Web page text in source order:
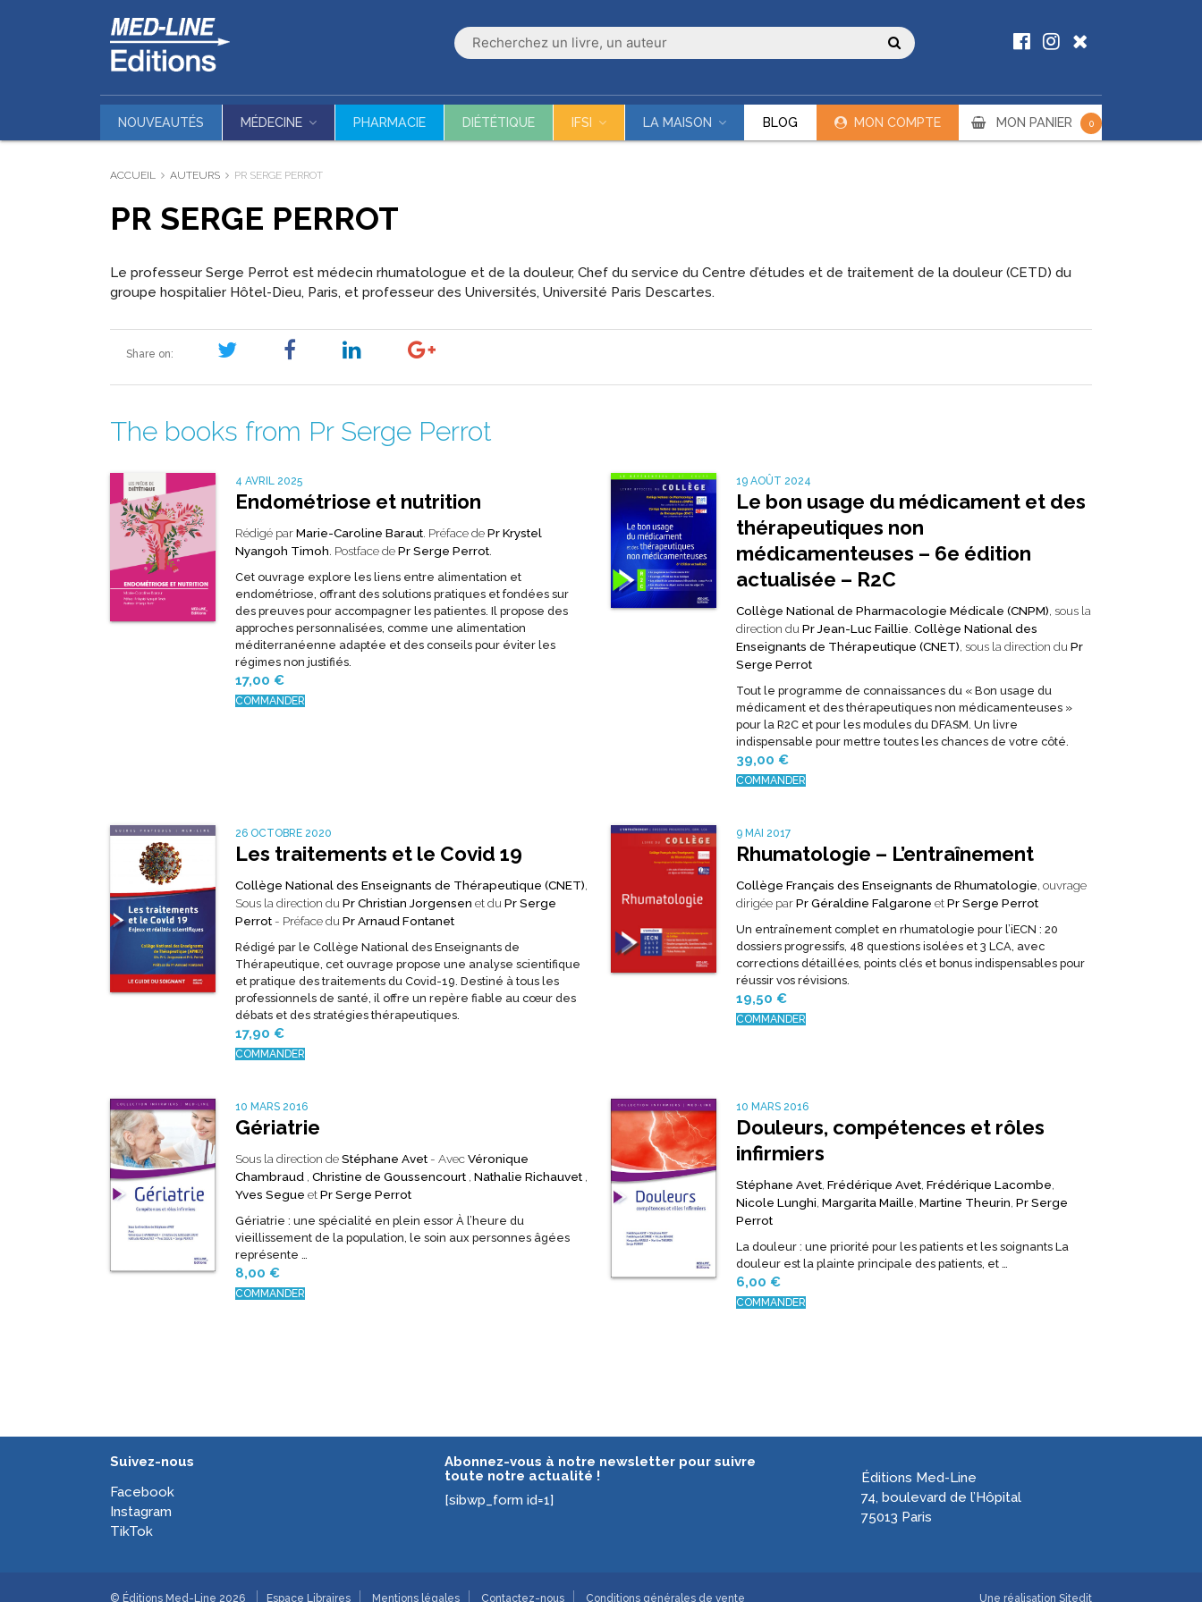
NOUVEAUTÉS MÉDECINE PHARMACIE DIÉTÉTIQUE IFSI LA MAISON BLOG MON COMPTE MON PANIER 0
ACCUEIL AUTEURS PR SERGE PERROT
PR SERGE PERROT
Le professeur Serge Perrot est médecin rhumatologue et de la douleur, Chef du service du Centre d’études et de traitement de la douleur (CETD) du
groupe hospitalier Hôtel-Dieu, Paris, et professeur des Universités, Université Paris Descartes.
Share on:
The books from Pr Serge Perrot
4 AVRIL 2025
Endométriose et nutrition
Rédigé parMarie-Caroline Baraut . Préface dePr Krystel
Nyangoh Timoh . Postface dePr Serge Perrot
Cet ouvrage explore les liens entre alimentation et
endométriose, offrant des solutions pratiques et fondées sur
des preuves pour accompagner les patientes. Il propose des
approches personnalisées, comme une alimentation
méditerranéenne adaptée et des conseils pour éviter les
régimes non justifiés.
17,00€
COMMANDER
19 AOÛT 2024
Le bon usage du médicament et des
thérapeutiques non
médicamenteuses – 6e édition
actualisée – R2C
Collège National de Pharmacologie Médicale (CNPM), sous la
direction duPr Jean-Luc Faillie .Collège National des
Enseignants de Thérapeutique (CNET), sous la direction duPr
Serge Perrot
Tout le programme de connaissances du « Bon usage du
médicament et des thérapeutiques non médicamenteuses »
pour la R2C et pour les modules du DFASM. Un livre
indispensable pour mettre toutes les chances de votre côté.
39,00€
COMMANDER
26 OCTOBRE 2020
Les traitements et le Covid 19
Collège National des Enseignants de Thérapeutique (CNET),
Sous la direction duPr Christian Jorgensen et duPr Serge
Perrot - Préface duPr Arnaud Fontanet
Rédigé par le Collège National des Enseignants de
Thérapeutique, cet ouvrage propose une analyse scientifique
et pratique des traitements du Covid-19. Destiné à tous les
professionnels de santé, il offre un repère fiable au cœur des
débats et des stratégies thérapeutiques.
17,90€
COMMANDER
9 MAI 2017
Rhumatologie – L’entraînement
Collège Français des Enseignants de Rhumatologie, ouvrage
dirigée parPr Géraldine Falgarone etPr Serge Perrot
Un entraînement complet en rhumatologie pour l’iECN : 20
dossiers progressifs, 48 questions isolées et 3 LCA, avec
corrections détaillées, points clés et bonus indispensables pour
réussir vos révisions.
19,50€
COMMANDER
10 MARS 2016
Gériatrie
Sous la direction deStéphane Avet - AvecVéronique
Chambraud ,Christine de Goussencourt ,Nathalie Richauvet ,
Yves Segue etPr Serge Perrot
Gériatrie : une spécialité en plein essor À l’heure du
vieillissement de la population, le soin aux personnes âgées
représente …
8,00€
COMMANDER
10 MARS 2016
Douleurs, compétences et rôles
infirmiers
Stéphane Avet,Frédérique Avet,Frédérique Lacombe,
Nicole Lunghi,Margarita Maille,Martine Theurin,Pr Serge
Perrot
La douleur : une priorité pour les patients et les soignants La
douleur est la plainte principale des patients, et …
6,00€
COMMANDER
Suivez-nous
Facebook
Instagram
TikTok
Abonnez-vous à notre newsletter pour suivre
toute notre actualité !
[sibwp_form id=1]
Éditions Med-Line
74, boulevard de l’Hôpital
75013 Paris
© Éditions Med-Line 2026 Espace Libraires Mentions légales Contactez-nous Conditions générales de vente Une réalisation Sitedit